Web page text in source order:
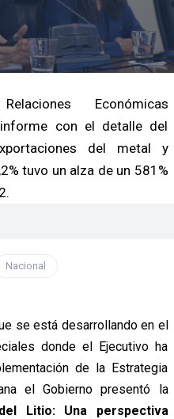
Económicas
con el detalle del
del metal y
tuvo un alza de un 581%
Nacional
se está desarrollando en el
donde el Ejecutivo ha
de la Estrategia
el Gobierno presentó la
Litio: Una perspectiva